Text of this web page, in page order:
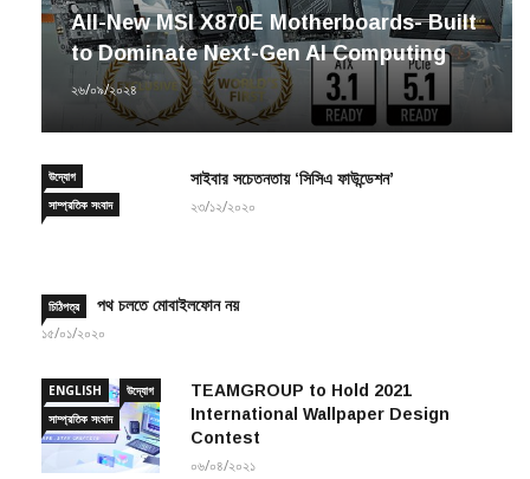
All-New MSI X870E Motherboards- Built
to Dominate Next-Gen AI Computing
২৬/০৯/২০২৪
উদ্যোগ
সাম্প্রতিক সংবাদ
সাইবার সচেতনতায় ‘সিসিএ ফাউন্ডেশন’
২৩/১২/২০২০
চিঠিপত্র পথ চলতে মোবাইলফোন নয়
১৫/০১/২০২০
ENGLISH
উদ্যোগ
সাম্প্রতিক সংবাদ
TEAMGROUP to Hold 2021
International Wallpaper Design
Contest
০৬/০৪/২০২১